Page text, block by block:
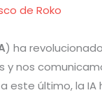
de Roko
) ha
y nos
este último, la